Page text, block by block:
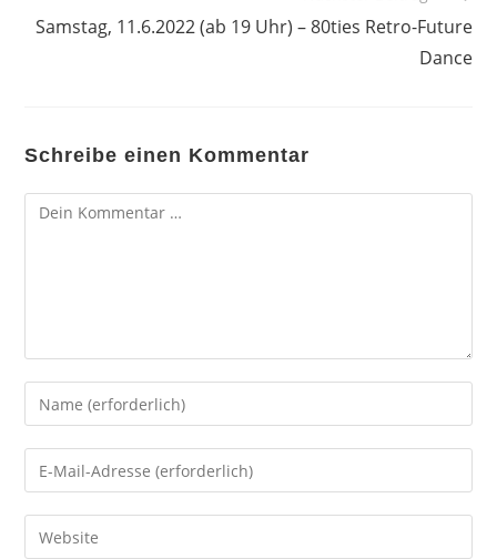
Samstag, 11.6.2022 (ab 19 Uhr) – 80ties Retro-Future
Dance
Schreibe einen Kommentar
Kommentar
Gib
deinen
Namen
oder
zum
Gib
deine
E-
Mail-
Gib